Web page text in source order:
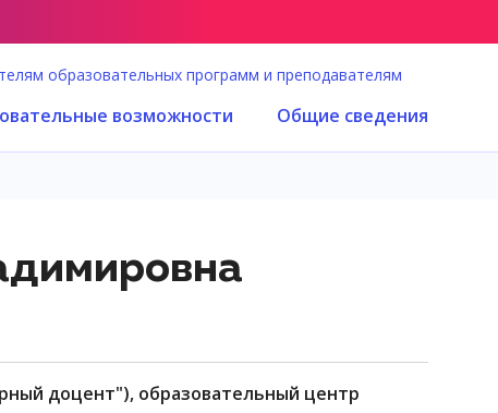
образовательных программ и преподавателям
возможности Общие сведения